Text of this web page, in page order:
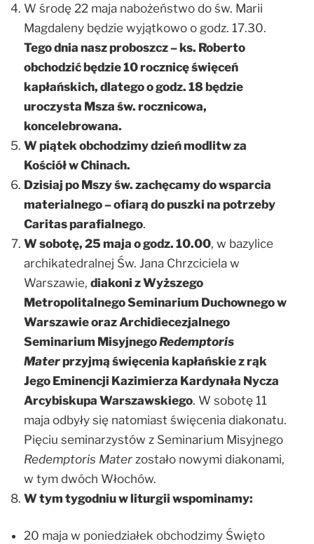
W środę 22 maja nabożeństwo do św. Marii
Magdaleny będzie wyjątkowo o godz. 17.30.
Tego dnia nasz proboszcz – ks. Roberto
obchodzić będzie 10 rocznicę święceń
kapłańskich, dlatego o godz. 18 będzie
uroczysta Msza św. rocznicowa,
koncelebrowana.
W piątek obchodzimy dzień modlitw za
Kościół w Chinach.
Dzisiaj po Mszy św. zachęcamy do wsparcia
materialnego – ofiarą do puszki na potrzeby
Caritas parafialnego.
W sobotę, 25 maja o godz. 10.00, w bazylice
archikatedralnej Św. Jana Chrzciciela w
Warszawie, diakoni z Wyższego
Metropolitalnego Seminarium Duchownego w
Warszawie oraz Archidiecezjalnego
Seminarium MisyjnegoRedemptoris
Materprzyjmą święcenia kapłańskie z rąk
Jego Eminencji Kazimierza Kardynała Nycza
Arcybiskupa Warszawskiego. W sobotę 11
maja odbyły się natomiast święcenia diakonatu.
Pięciu seminarzystów z Seminarium Misyjnego
Redemptoris Mater zostało nowymi diakonami,
w tym dwóch Włochów.
W tym tygodniu w liturgii wspominamy:
20 maja w poniedziałek obchodzimy Święto